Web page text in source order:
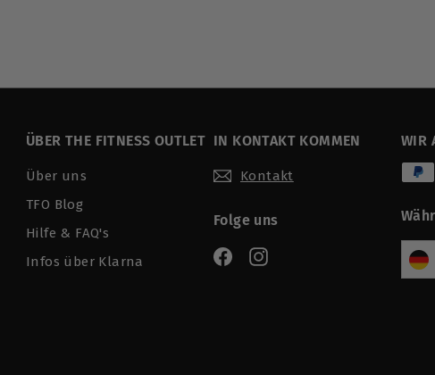
ÜBER THE FITNESS OUTLET
Über uns
TFO Blog
Hilfe & FAQ's
Infos über Klarna
IN KONTAKT KOMMEN
Kontakt
Folge uns
FacebookInstagram
WIR